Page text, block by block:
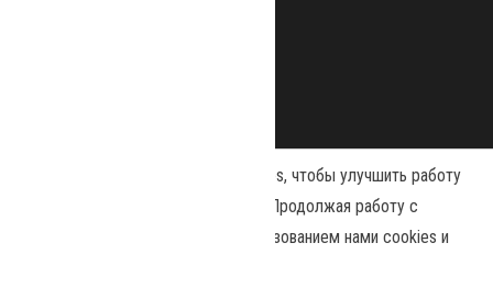
Наш сайт использует файлы cookies, чтобы улучшить работу
и повысить эффективность сайта. Продолжая работу с
сайтом, вы соглашаетесь с использованием нами cookies и